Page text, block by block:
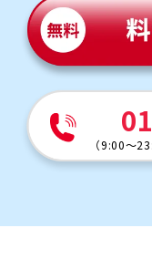
（9:00～